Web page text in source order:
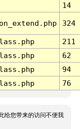
14
324
211
62
94
76
给您带来的访问不便我